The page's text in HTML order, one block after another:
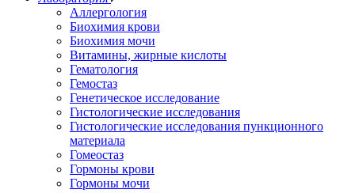
Аллергология
Биохимия крови
Биохимия мочи
Витамины, жирные кислоты
Гематология
Гемостаз
Генетическое исследование
Гистологические исследования
Гистологические исследования пункционного
материала
Гомеостаз
Гормоны крови
Гормоны мочи